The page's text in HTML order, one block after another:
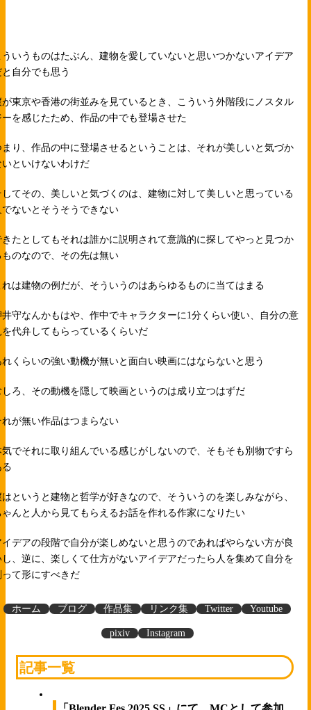
ういうものはたぶん、建物を愛していないと思いつかないアイデア
と自分でも思う
が東京や香港の街並みを見ているとき、こういう外階段にノスタル
ーを感じたため、作品の中でも登場させた
まり、作品の中に登場させるということは、それが美しいと気づか
いといけないわけだ
してその、美しいと気づくのは、建物に対して美しいと思っている
でないとそうそうできない
きたとしてもそれは誰かに説明されて意識的に探してやっと見つか
ものなので、その先は無い
れは建物の例だが、そういうのはあらゆるものに当てはまる
井守なんかもはや、作中でキャラクターに1分くらい使い、自分の意
を代弁してもらっているくらいだ
れくらいの強い動機が無いと面白い映画にはならないと思う
しろ、その動機を隠して映画というのは成り立つはずだ
れが無い作品はつまらない
気でそれに取り組んでいる感じがしないので、そもそも別物ですら
る
はというと建物と哲学が好きなので、そういうのを楽しみながら、
ゃんと人から見てもらえるお話を作れる作家になりたい
イデアの段階で自分が楽しめないと思うのであればやらない方が良
し、逆に、楽しくて仕方がないアイデアだったら人を集めて自分を
って形にすべきだ
ホーム ブログ 作品集 リンク集 Twitter Youtube
pixiv Instagram
記事一覧